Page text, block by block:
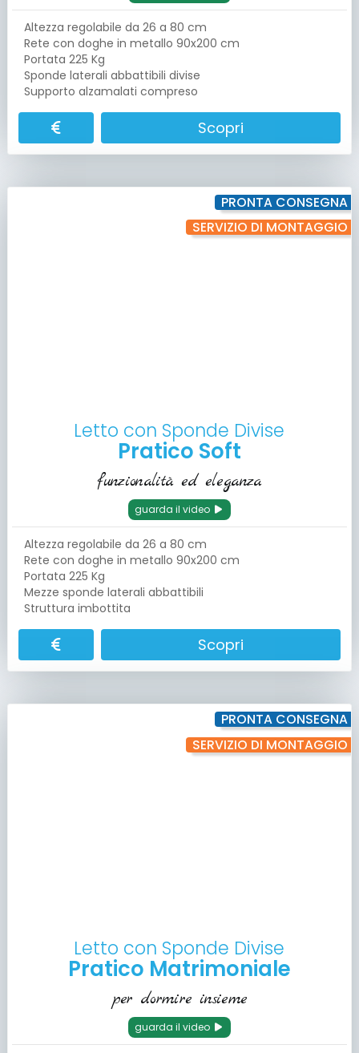
Altezza regolabile da 26 a 80 cm
Rete con doghe in metallo 90x200 cm
Portata 225 Kg
Sponde laterali abbattibili divise
Supporto alzamalati compreso
Scopri
PRONTA CONSEGNA
SERVIZIO DI MONTAGGIO
Letto con Sponde Divise
Pratico Soft
funzionalità ed eleganza
guarda il video
Altezza regolabile da 26 a 80 cm
Rete con doghe in metallo 90x200 cm
Portata 225 Kg
Mezze sponde laterali abbattibili
Struttura imbottita
Scopri
PRONTA CONSEGNA
SERVIZIO DI MONTAGGIO
Letto con Sponde Divise
Pratico Matrimoniale
per dormire insieme
guarda il video